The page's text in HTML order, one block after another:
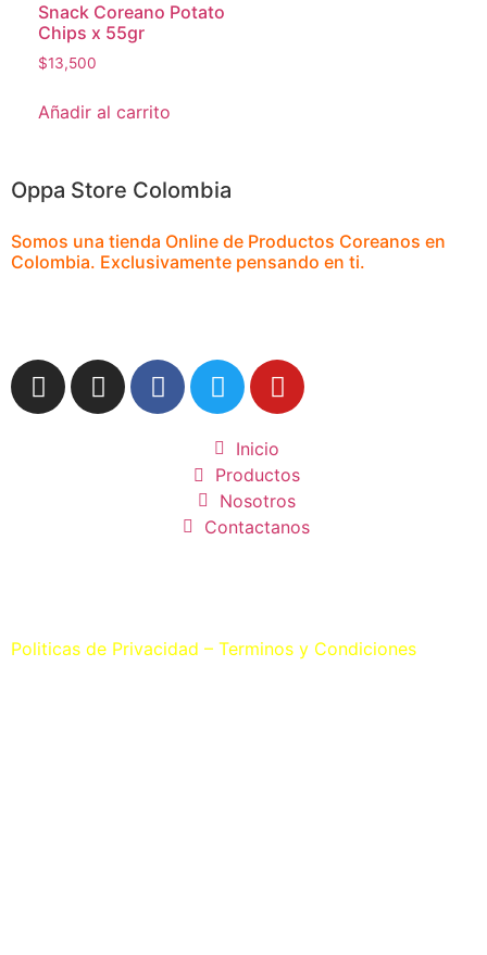
Snack Coreano Potato
Chips x 55gr
$13,500
Añadir al carrito
Oppa Store Colombia
Somos una tienda Online de Productos Coreanos en
Colombia. Exclusivamente pensando en ti.
Inicio
Productos
Nosotros
Contactanos
Politicas de Privacidad – Terminos y Condiciones